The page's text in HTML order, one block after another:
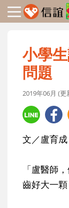
小學
問題
2019年06月 (更
文／盧育
「盧醫師
齒好大一